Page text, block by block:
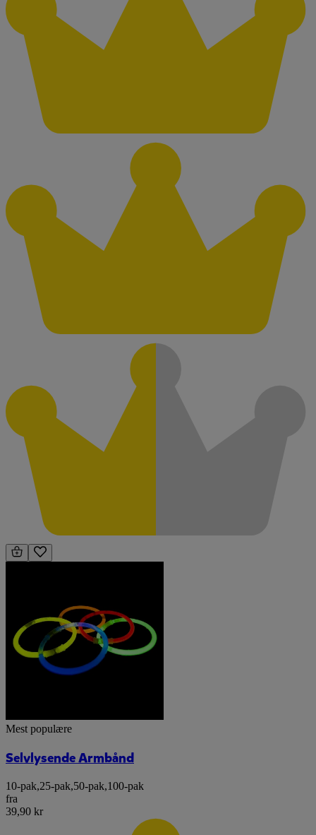
Mest populære
Selvlysende Armbånd
10-pak,25-pak,50-pak,100-pak
fra
39,90 kr